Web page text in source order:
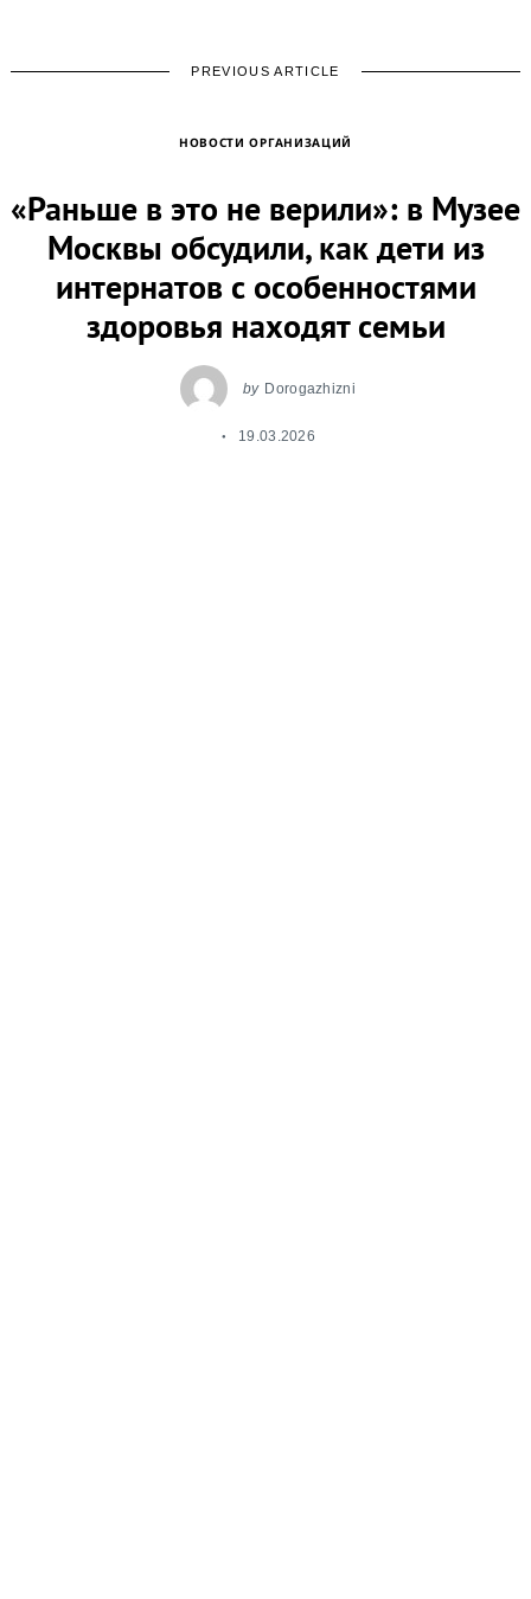
PREVIOUS ARTICLE
НОВОСТИ ОРГАНИЗАЦИЙ
«Раньше в это не верили»: в Музее
Москвы обсудили, как дети из
интернатов с особенностями
здоровья находят семьи
by Dorogazhizni
19.03.2026